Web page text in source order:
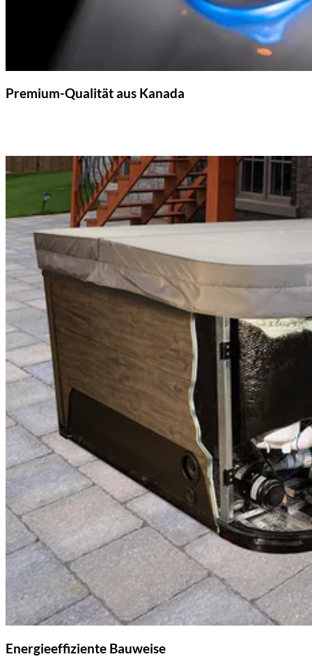
Premium-Qualität aus Kanada
Energieeffiziente Bauweise